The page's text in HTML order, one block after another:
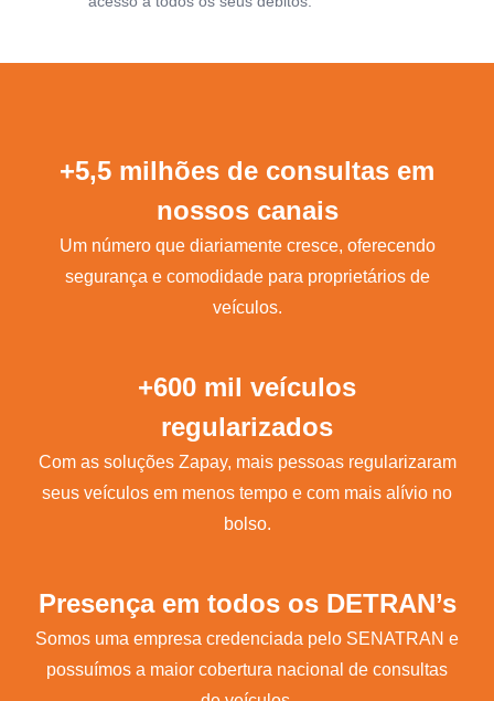
+5,5 milhões de consultas em
nossos canais
Um número que diariamente cresce, oferecendo
segurança e comodidade para proprietários de
veículos.
+600 mil veículos
regularizados
Com as soluções Zapay, mais pessoas regularizaram
seus veículos em menos tempo e com mais alívio no
bolso.
Presença em todos os DETRAN’s
Somos uma empresa credenciada pelo SENATRAN e
possuímos a maior cobertura nacional de consultas